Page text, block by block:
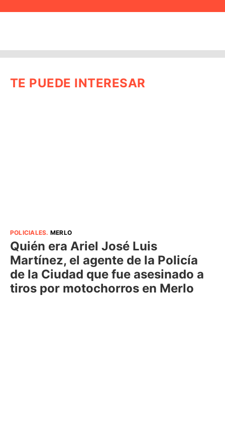
TE PUEDE INTERESAR
POLICIALES. MERLO
Quién era Ariel José Luis
Martínez, el agente de la Policía
de la Ciudad que fue asesinado a
tiros por motochorros en Merlo